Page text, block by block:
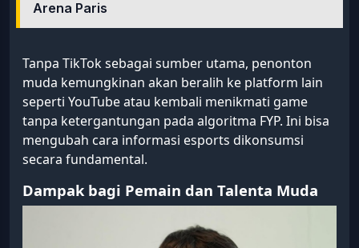
Arena Paris
Tanpa TikTok sebagai sumber utama, penonton
muda kemungkinan akan beralih ke platform lain
seperti YouTube atau kembali menikmati game
tanpa ketergantungan pada algoritma FYP. Ini bisa
mengubah cara informasi esports dikonsumsi
secara fundamental.
Dampak bagi Pemain dan Talenta Muda